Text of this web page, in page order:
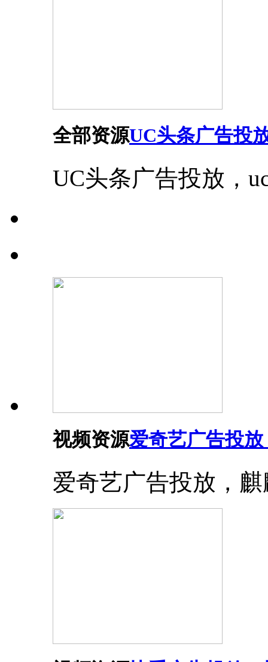
全部资源UC头条广告投
UC头条广告投放，
视频资源爱奇艺广告投
爱奇艺广告投放，